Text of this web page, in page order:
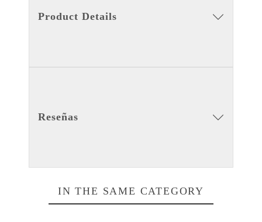
Product Details
Reseñas
IN THE SAME CATEGORY